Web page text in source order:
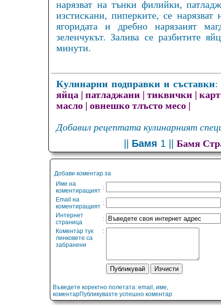
нарязват на тънки филийки,
изстискани, пиперките, се
ягоридата и дребно нарязаият
зеленчукът. Залива се разбитите
минути.
Кулинарни подправки и съставки:
яйца
патладжани тиквички
масло
овнешко тлъсто месо
Добавил рецептата кулинарният
Бамя 1 || Бамя
Добави коментар за
Име на
коментиращият :
Email на
коментиращият :
Интернет
страница
:
Коментар тук
линковете са
забранени
:
Въведете коректно полетата: email, име,
коментарПубликувахте успешно коментар